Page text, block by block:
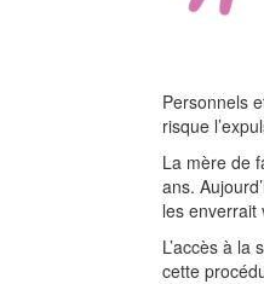
Personnels
risque
La mère de
ans.
les enverrait
L’accès à
cette